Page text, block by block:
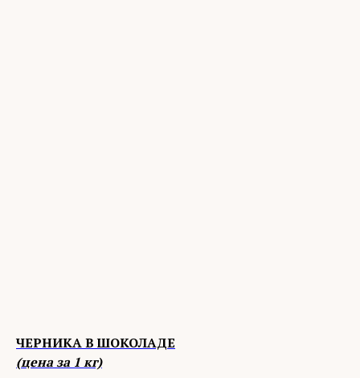
ЧЕРНИКА В ШОКОЛАДЕ
(цена за 1 кг)